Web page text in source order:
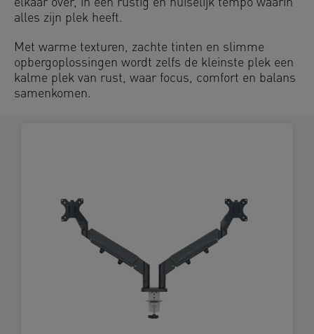
elkaar over, in een rustig en huiselijk tempo waarin
alles zijn plek heeft.
Met warme texturen, zachte tinten en slimme
opbergoplossingen wordt zelfs de kleinste plek een
kalme plek van rust, waar focus, comfort en balans
samenkomen.